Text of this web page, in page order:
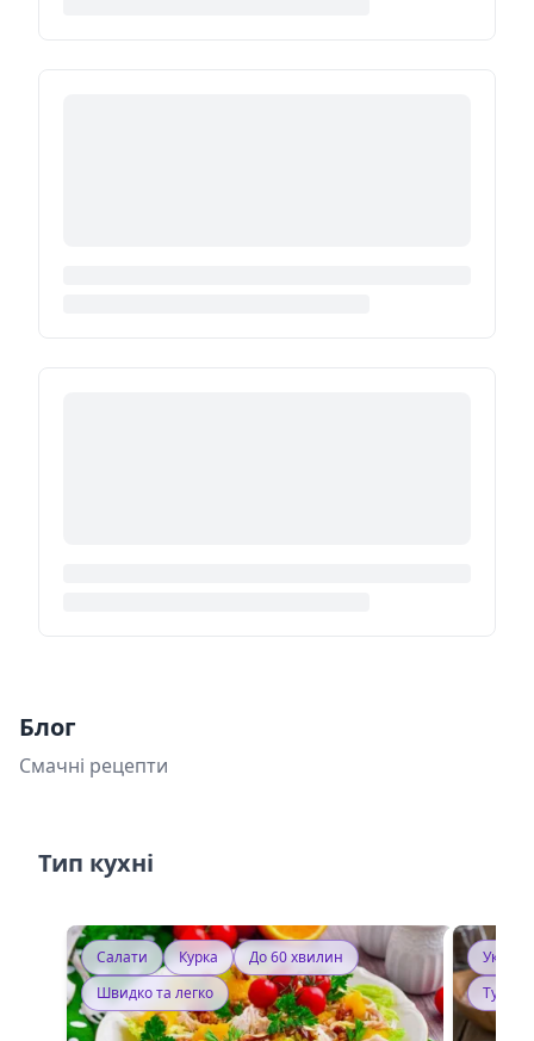
Блог
Смачні рецепти
Тип кухні
Салати Курка
До 60 хвилин
Швидко та легко